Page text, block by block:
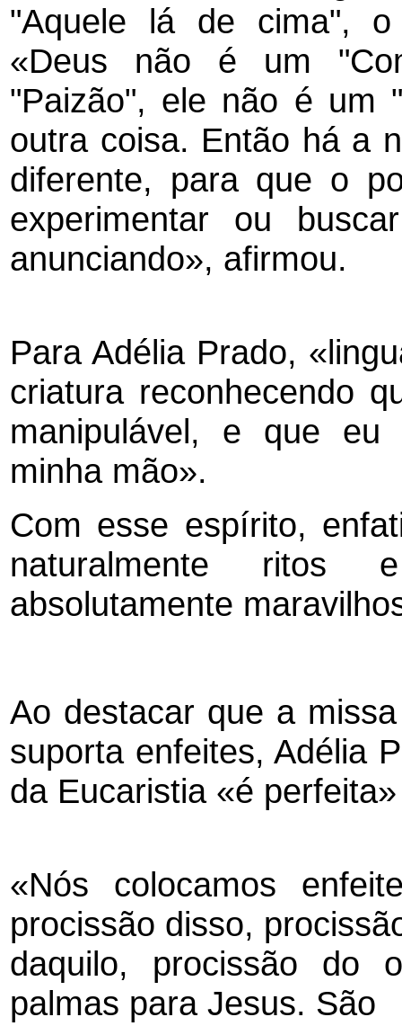
"Aquele lá de cima", o
«Deus não é um
"Paizão", ele não é um
outra coisa. Então há a
diferente, para que o
experimentar ou
anunciando», afirmou.
Para Adélia Prado,
criatura reconhecendo
manipulável, e que
minha mão».
Com esse espírito,
naturalmente ritos
absolutamente
Ao destacar que a
suporta enfeites, Adélia
da Eucaristia «é
«Nós colocamos
procissão disso,
daquilo, procissão do
palmas para Jesus. São